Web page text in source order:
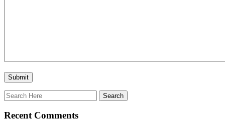
Recent Comments